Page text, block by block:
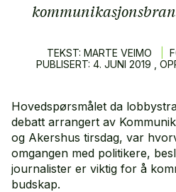
TEKST: MARTE VEIMO
PUBLISERT: 4. JUNI 2019 ,
Hovedspørsmålet da
debatt arrangert av
og Akershus tirsdag, var
omgangen med politikere,
journalister er viktig for å
budskap.